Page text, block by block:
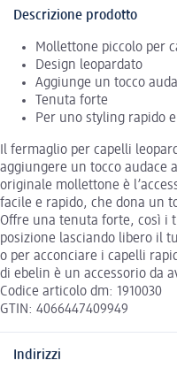
Descrizione prodotto
Mollettone piccolo per
Design leopardato
Aggiunge un tocco
Tenuta forte
Per uno styling rapido
Il fermaglio per capelli
aggiungere un tocco audace
originale mollettone è
facile e rapido, che dona un
Offre una tenuta forte, così i
posizione lasciando libero il
o per acconciare i capelli
di ebelin è un accessorio da
Codice articolo dm: 1910030
GTIN: 4066447409949
Indirizzi